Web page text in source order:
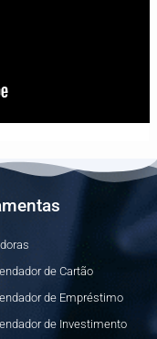
de Cartão
de Empréstimo
de Investimento